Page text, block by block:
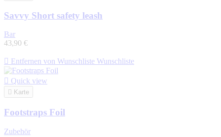
Savvy Short safety leash
Bar
43,90 €
 Entfernen von Wunschliste Wunschliste
 Quick view
 Karte
Footstraps Foil
Zubehör